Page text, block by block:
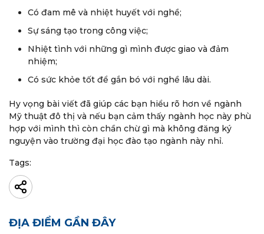
Có đam mê và nhiệt huyết với nghề;
Sự sáng tạo trong công việc;
Nhiệt tình với những gì mình được giao và đảm
nhiệm;
Có sức khỏe tốt để gắn bó với nghề lâu dài.
Hy vọng bài viết đã giúp các bạn hiểu rõ hơn về ngành
Mỹ thuật đô thị và nếu bạn cảm thấy ngành học này phù
hợp với mình thì còn chần chừ gì mà không đăng ký
nguyện vào trường đại học đào tạo ngành này nhỉ.
Tags:
ĐỊA ĐIỂM GẦN ĐÂY